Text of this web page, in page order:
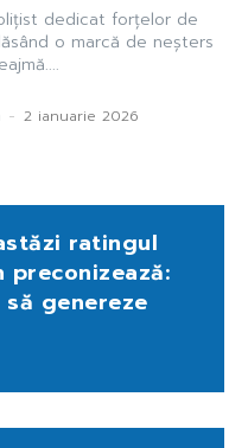
dedicat forțelor de
o marcă de neșters
- 2 ianuarie 2026
ratingul
preconizează:
genereze